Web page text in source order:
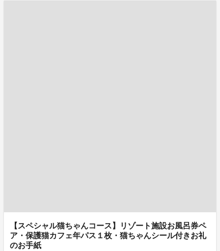
【スペシャル猫ちゃんコース】リゾート施設お風呂券ペ
ア・保護猫カフェ年パス１枚・猫ちゃんシール付きお礼
のお手紙